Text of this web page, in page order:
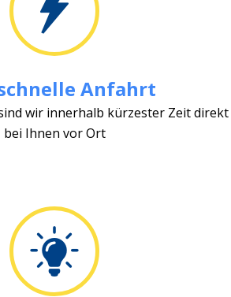
Anfahrt
wir innerhalb kürzester Zeit direkt
bei Ihnen vor Ort